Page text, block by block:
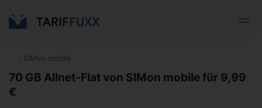
‹ SIMon mobile
70 GB Allnet-Flat von SIMon mobile für 9,99
€